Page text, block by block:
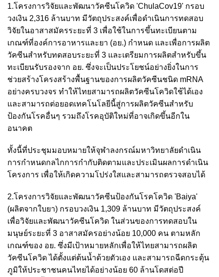
1.โครงการวิจัยและพัฒนาวัคซีนโควิด 'ChulaCov19' กรอบ
วงเงิน 2,316 ล้านบาท มีวัตถุประสงค์เพื่อดำเนินการทดสอบ
วิจัยในอาสาสมัครระยะที่ 3 เพื่อใช้ในการขึ้นทะเบียนตาม
เกณฑ์ที่องค์การอาหารและยา (อย.) กำหนด และเพื่อการผลิต
วัคซีนสำหรับทดสอบระยะที่ 3 และเตรียมการผลิตสำหรับขึ้น
ทะเบียนรับรองจาก อย. ซึ่งจะเป็นประโยชน์อย่างยิ่งในการ
ช่วยสร้างโครงสร้างพื้นฐานของการผลิตวัคซีนชนิด mRNA
อย่างครบวงจร ทำให้ไทยสามารถผลิตวัคซีนโควิดใช้ได้เอง
และสามารถต่อยอดเทคโนโลยีนี้สู่การผลิตวัคซีนสำหรับ
ป้องกันโรคอื่นๆ รวมถึงโรคอุบัติใหม่ที่อาจเกิดขึ้นอีกใน
อนาคต
ทั้งนี้ที่ประชุมมอบหมายให้จุฬาลงกรณ์มหาวิทยาลัยดำเนิน
การกำหนดกลไกการกำกับติดตามและประเมินผลการดำเนิน
โครงการ เพื่อให้เกิดความโปร่งใสและสามารถตรวจสอบได้
2.โครงการวิจัยและพัฒนาวัคซีนป้องกันโรคโควิด 'Baiya'
(ผลิตจากใบยา) กรอบวงเงิน 1,309 ล้านบาท มีวัตถุประสงค์
เพื่อวิจัยและพัฒนาวัคซีนโควิด ในส่วนของการทดสอบใน
มนุษย์ระยะที่ 3 อาสาสมัครอย่างน้อย 10,000 คน ตามหลัก
เกณฑ์ของ อย. ซึ่งมีเป้าหมายหลักเพื่อให้ไทยสามารถผลิต
วัคซีนโควิด ได้ตั้งแต่ต้นน้ำด้วยตัวเอง และสามารถฉีดกระตุ้น
ภูมิให้ประชาชนคนไทยได้อย่างน้อย 60 ล้านโดสต่อปี